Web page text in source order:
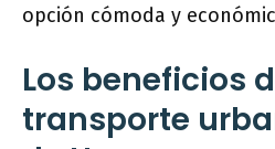
opción cómoda y
Los beneficios
transporte